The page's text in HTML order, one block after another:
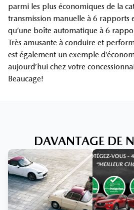
parmi les plus économiques de la
transmission manuelle à 6 rapports
qu’une boîte automatique à 6
Très amusante à conduire et
est également un exemple
aujourd’hui chez votre
Beaucage!
DAVANTAGE DE